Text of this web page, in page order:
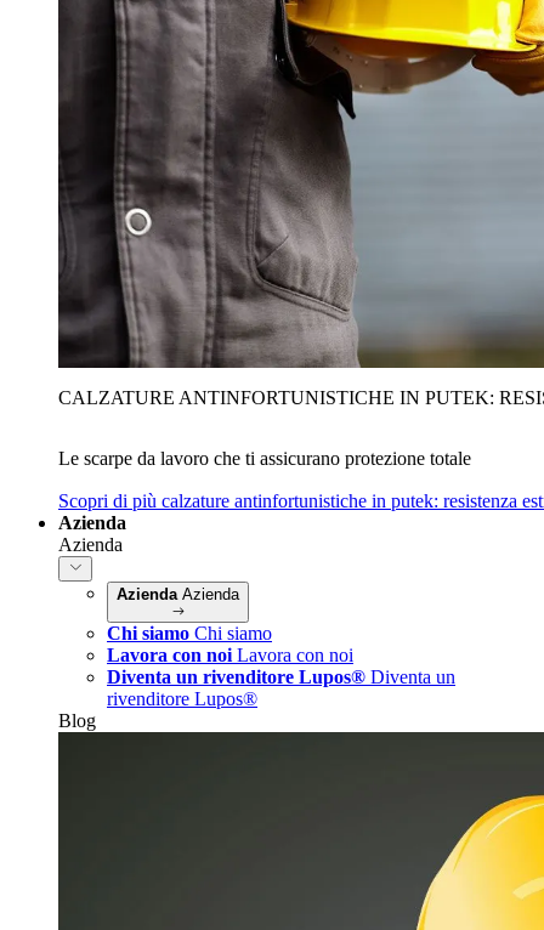
CALZATURE ANTINFORTUNISTICHE IN PUTEK:
Le scarpe da lavoro che ti assicurano protezione totale
Scopri di più calzature antinfortunistiche in putek: resistenza
Azienda
Azienda
Azienda Azienda
Chi siamo Chi siamo
Lavora con noi Lavora con noi
Diventa un rivenditore Lupos® Diventa un
rivenditore Lupos®
Blog